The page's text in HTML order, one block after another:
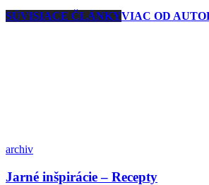
SÚVISIACE ČLÁNKYVIAC OD
archiv
Jarné inšpirácie – Recepty